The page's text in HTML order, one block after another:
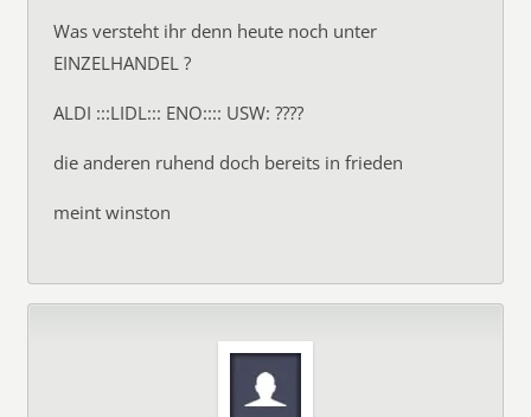
Was versteht ihr denn heute noch unter
EINZELHANDEL ?
ALDI :::LIDL::: ENO:::: USW: ????
die anderen ruhend doch bereits in frieden
meint winston